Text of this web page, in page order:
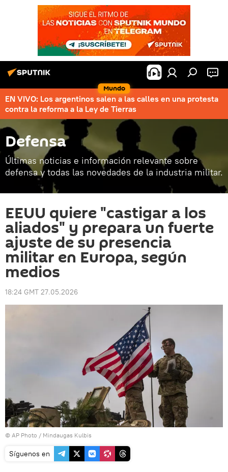
Mundo
EN VIVO: Los argentinos salen a las calles en una protesta
contra la reforma a la Ley de Tierras
Defensa
Últimas noticias e información relevante sobre
defensa y todas las novedades de la industria militar.
EEUU quiere "castigar a los
aliados" y prepara un fuerte
ajuste de su presencia
militar en Europa, según
medios
18:24 GMT 27.05.2026
© AP Photo / Mindaugas Kulbis
Síguenos en